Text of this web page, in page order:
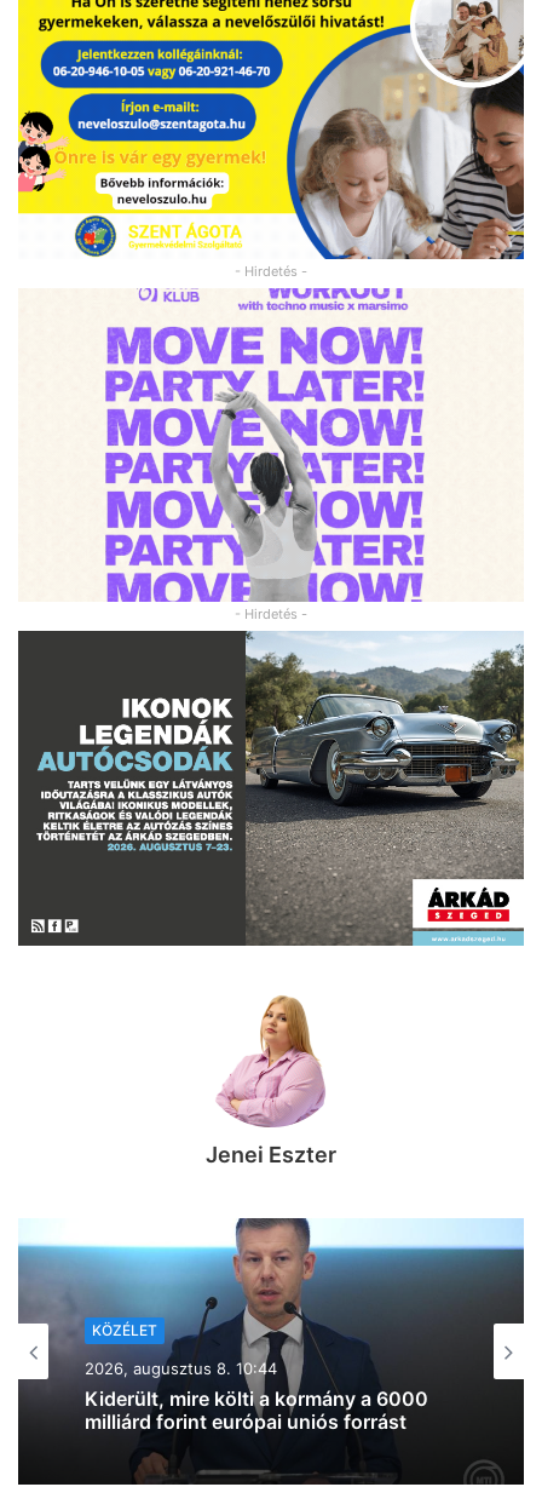
- Hirdetés -
- Hirdetés -
Jenei Eszter
2026, augusztus 7. 19:39
Lazul a volt miniszterelnök: Orbán
Viktor felbukkant a szerbiai
trombitafesztiválon, sörözött és